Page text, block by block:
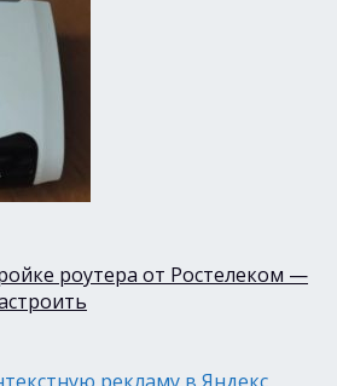
роутера от Ростелеком —